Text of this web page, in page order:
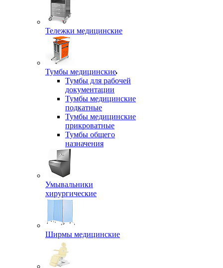
Тележки медицинские
Тумбы медицинские
Тумбы для рабочей
документации
Тумбы медицинские
подкатные
Тумбы медицинские
прикроватные
Тумбы общего
назначения
Умывальники
хирургические
Ширмы медицинские